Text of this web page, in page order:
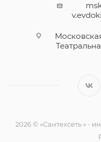
2026 © «Сантехсеть » -